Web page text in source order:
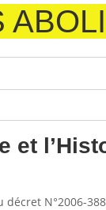
et
N°2006-